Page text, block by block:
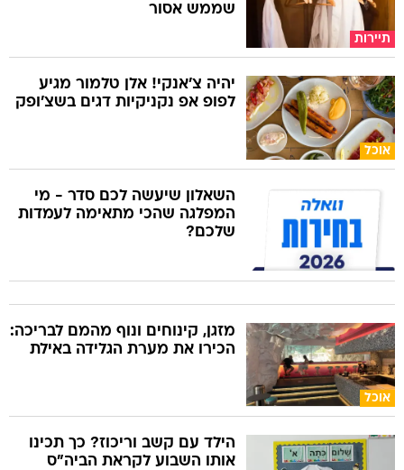
תיירות
שממש אסור
אוכל
יהיה צ'אנקי! אלן טלמור מגיע
לפופ אפ נקניקיות דגים בשצ'ופק
השאלון שיעשה לכם סדר - מי
המפלגה שהכי מתאימה לעמדות
שלכם?
אוכל
מזגן, קינוחים ונוף מהמם לבריכה:
הכירו את מערת הגלידה באילת
הילד עם קשב וריכוז? כך תכינו
אותו השבוע לקראת הביה"ס